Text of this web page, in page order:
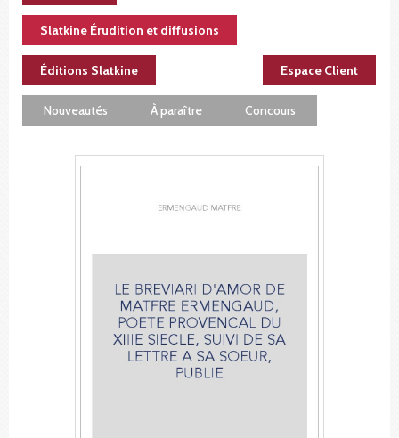
Slatkine Érudition et diffusions
Éditions Slatkine Espace Client
Nouveautés À paraître Concours